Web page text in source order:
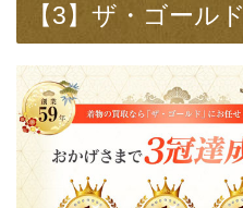
【3】ザ・ゴールド